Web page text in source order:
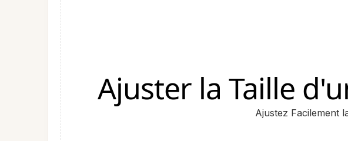
Ajuster la Taille
Ajustez Facilement